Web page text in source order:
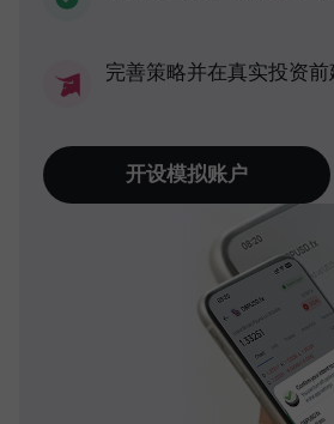
完善策略并在真实投资
开设模拟账户